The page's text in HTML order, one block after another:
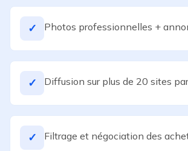
✓ Photos professionnelles +
✓ Diffusion sur plus de 20 sites
✓ Filtrage et négociation des